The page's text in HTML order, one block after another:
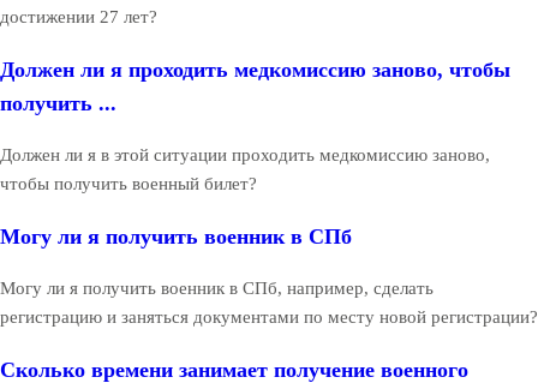
достижении 27 лет?
Должен ли я проходить медкомиссию заново, чтобы
получить ...
Должен ли я в этой ситуации проходить медкомиссию заново,
чтобы получить военный билет?
Могу ли я получить военник в СПб
Могу ли я получить военник в СПб, например, сделать
регистрацию и заняться документами по месту новой регистрации?
Сколько времени занимает получение военного